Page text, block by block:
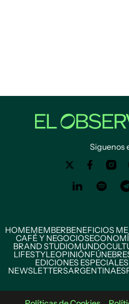
Siguenos
HOMEMEMBERBENEFICIOS
CAFÉ Y NEGOCIOS
BRAND STUDIOMUNDO
LIFESTYLEOPINIÓN
EDICIONES ESPECIALES
NEWSLETTERSARGENTINA